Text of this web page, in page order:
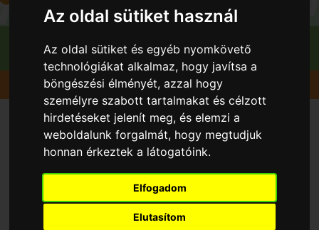
Az oldal sütiket használ
Az oldal sütiket és egyéb nyomkövető
technológiákat alkalmaz, hogy javítsa a
böngészési élményét, azzal hogy
személyre szabott tartalmakat és célzott
hirdetéseket jelenít meg, és elemzi a
weboldalunk forgalmát, hogy megtudjuk
honnan érkeztek a látogatóink.
Elfogadom
Elutasítom
Gyümölcsök Kajszibarack Hargrand